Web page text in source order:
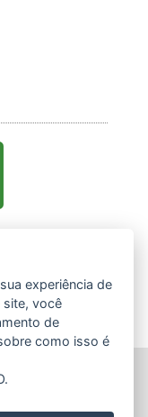
(IEMA)
/ ES
experiência de
site, você
de
como isso é